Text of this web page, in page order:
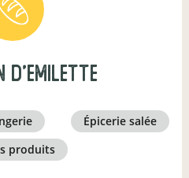
d'emilette
épicerie salée
produits